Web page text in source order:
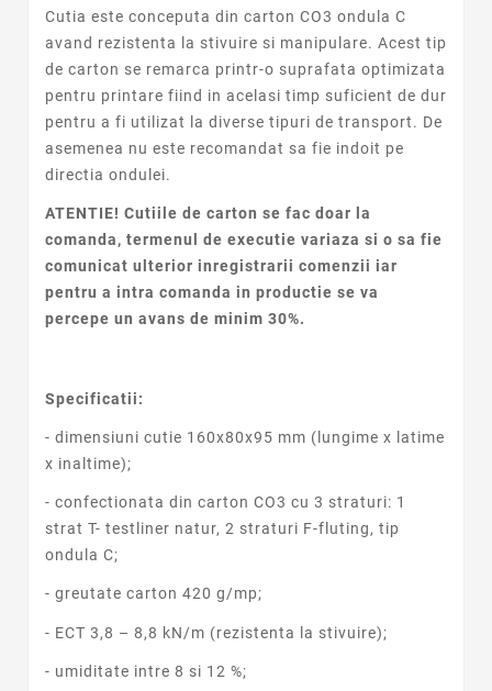
Cutia este conceputa din carton CO3 ondula C
avand rezistenta la stivuire si manipulare. Acest tip
de carton se remarca printr-o suprafata optimizata
pentru printare fiind in acelasi timp suficient de dur
pentru a fi utilizat la diverse tipuri de transport. De
asemenea nu este recomandat sa fie indoit pe
directia ondulei.
ATENTIE! Cutiile de carton se fac doar la
comanda, termenul de executie variaza si o sa fie
comunicat ulterior inregistrarii comenzii iar
pentru a intra comanda in productie se va
percepe un avans de minim 30%.
Specificatii:
- dimensiuni cutie 160x80x95 mm (lungime x latime
x inaltime);
- confectionata din carton CO3 cu 3 straturi: 1
strat T- testliner natur, 2 straturi F-fluting, tip
ondula C;
- greutate carton 420 g/mp;
- ECT 3,8 – 8,8 kN/m (rezistenta la stivuire);
- umiditate intre 8 si 12 %;